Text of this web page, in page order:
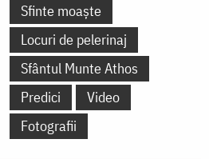
Sfinte moaște
Locuri de pelerinaj
Sfântul Munte Athos
Predici
Video
Fotografii